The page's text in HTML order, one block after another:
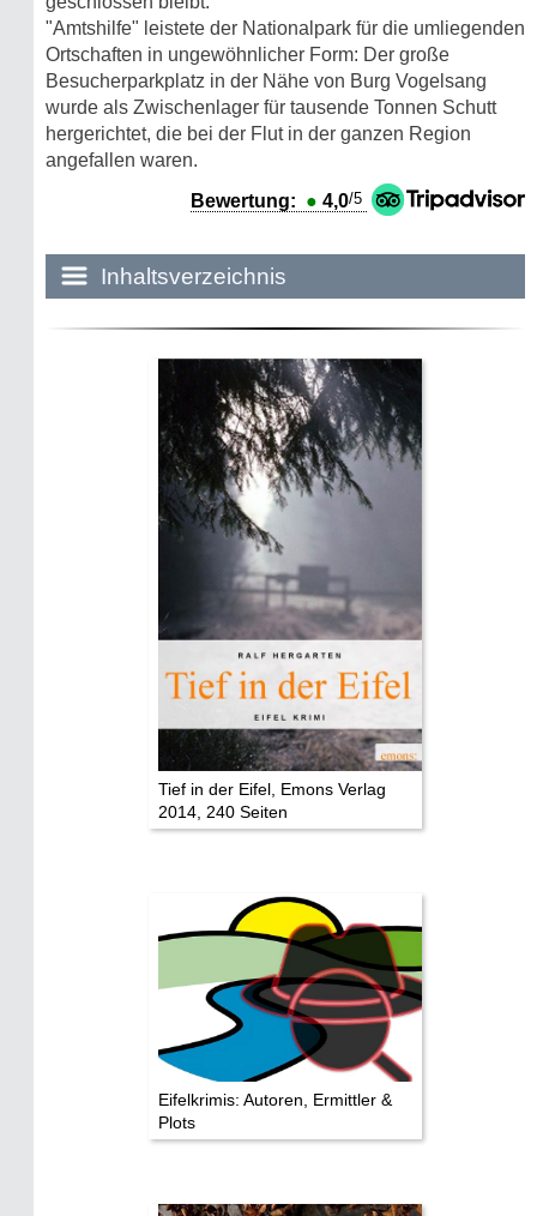
"Amtshilfe" leistete der Nationalpark für die umliegenden
Ortschaften in ungewöhnlicher Form: Der große
Besucherparkplatz in der Nähe von Burg Vogelsang
wurde als Zwischenlager für tausende Tonnen Schutt
hergerichtet, die bei der Flut in der ganzen Region
angefallen waren.
Bewertung: ● 4,0/5
Inhaltsverzeichnis
Historie:
Die dunkle Seite
Mythen, Märchen & Legenden (2025)
Sightseeing:
Die Eifel entdecken
Eifelevents
Eifelkarte:
Drehorte & Tatorte
Eifelkrimi: Keine Gutenachtgeschichte
Die Autoren
Die Stars:
Wer hat wo gedreht?
Mediathek
Impressum
Datenschutz
Tief in der Eifel, Emons Verlag
2014, 240 Seiten
Eifelkrimis: Autoren, Ermittler &
Plots